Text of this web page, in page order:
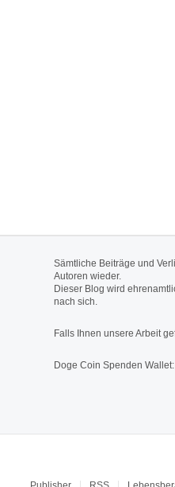
Sämtliche Beiträge und
Autoren wieder.
Dieser Blog wird
nach sich.
Falls Ihnen unsere Arbeit
Doge Coin Spenden